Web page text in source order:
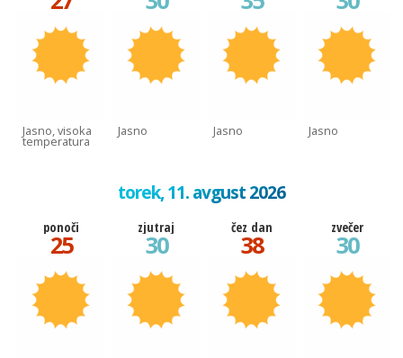
Jasno, visoka
temperatura
Jasno Jasno Jasno
torek, 11. avgust 2026
ponoči
25
zjutraj
30
čez dan
38
zvečer
30